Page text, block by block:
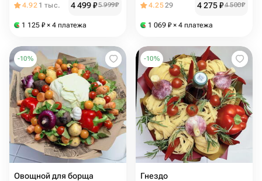
4.92 1 тыс. 4 499₽5 999₽
1 125 ₽ × 4 платежа
4.2529 4 275₽4 500₽
1 069 ₽ × 4 платежа
-10%
Овощной для борща
-10%
Гнездо